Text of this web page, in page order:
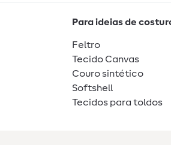
Para ideias de
Feltro
Tecido Canvas
Couro sintético
Softshell
Tecidos para toldos